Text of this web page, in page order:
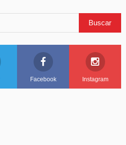
Facebook Instagram